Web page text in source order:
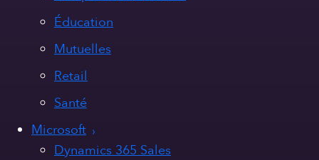
Éducation
Mutuelles
Retail
Santé
Microsoft
Dynamics 365 Sales